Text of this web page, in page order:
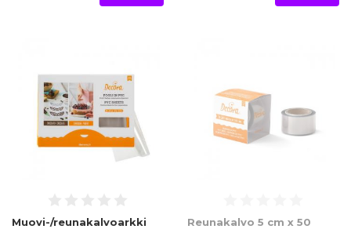
Muovi-/reunakalvoarkki
Reunakalvo 5 cm x 50